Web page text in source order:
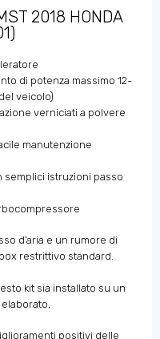
2018 HONDA
di potenza massimo 12-
veicolo)
verniciati a polvere
manutenzione
semplici istruzioni passo
d’aria e un rumore di
restrittivo standard.
kit sia installato su un
positivi delle